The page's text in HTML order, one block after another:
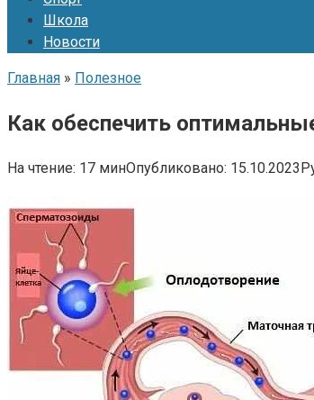
Школа
Новости
Главная » Полезное
Как обеспечить
На чтение: 17 минОпубликовано: 15.10.2023